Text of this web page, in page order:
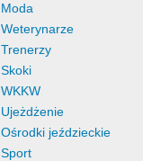
Moda
Weterynarze
Trenerzy
Skoki
WKKW
Ujeżdżenie
Ośrodki jeździeckie
Sport